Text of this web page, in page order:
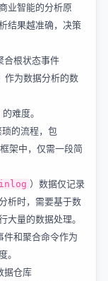
业智能的分析原
结果越准确，决策
合根状态事件
作为数据分析的数
难度。
的流程，包
框架中，仅需一段简
）数据仅记录
析时，需要基于数
大量的数据处理。
件和聚合命令作为
。
据仓库